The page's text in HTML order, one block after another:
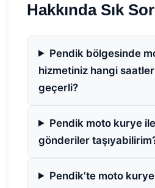
Hakkında Sık
Pendik bölgesinde
hizmetiniz hangi saatler
geçerli?
Pendik moto kurye
gönderiler
Pendik’te moto